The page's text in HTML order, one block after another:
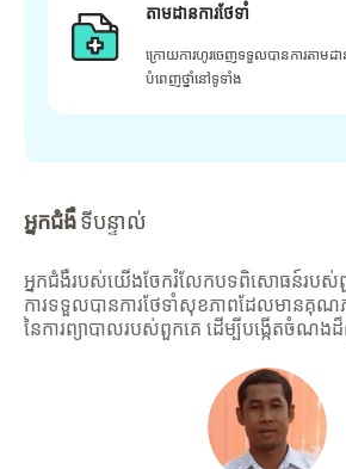
តាមដានការថែទាំ
ក្រោយ​ការ​ហូរ​ចេញ​ទទួល​បាន​ការ​តាមដា
បំពេញ​ថ្នាំ​នៅ​ទូទាំង​
អ្នកជំងឺទីបន្ទាល់
អ្នកជំងឺរបស់យើងចែករំលែកបទពិសោធន៍របស់
ការទទួលបានការថែទាំសុខភាពដែលមានគុណ
នៃការព្យាបាលរបស់ពួកគេ ដើម្បីបង្កើតចំណង